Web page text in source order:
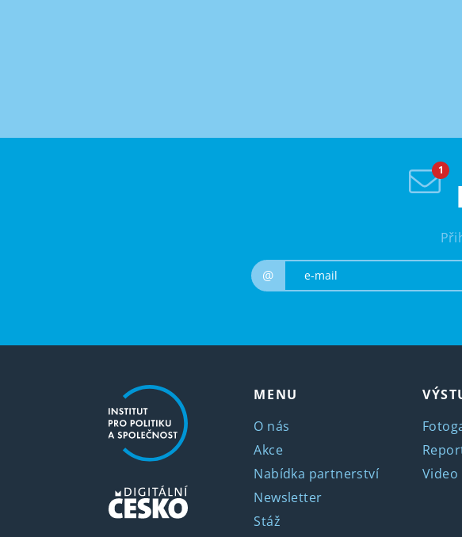
@
MENU
O nás
Akce
Nabídka partnerství
Newsletter
Stáž
Video